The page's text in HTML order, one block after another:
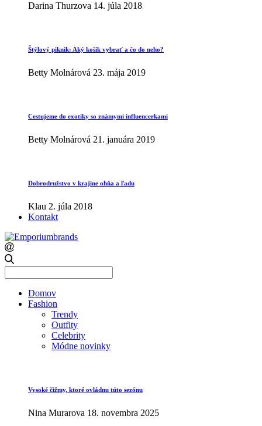
Darina Thurzova 14. júla 2018
Štýlový piknik: Aký košík vybrať a čo do neho?
Betty Molnárová 23. mája 2019
Cestujeme do exotiky so známymi influencerkami
Betty Molnárová 21. januára 2019
Dobrodružstvo v krajine ohňa a ľadu
Klau 2. júla 2018
Kontakt
for:
Domov
Fashion
Trendy
Outfity
Celebrity
Módne novinky
Vysoké čižmy, ktoré ovládnu túto sezónu
Nina Murarova 18. novembra 2025